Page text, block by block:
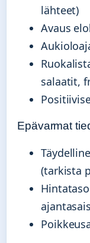
lähteet)
Avaus
salaatit,
Epävarmat
(tarkista